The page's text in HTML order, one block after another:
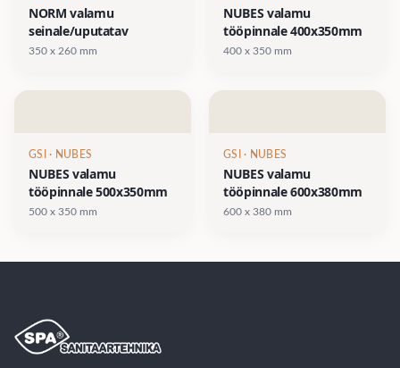
NORM valamu
seinale/uputatav
350 x 260 mm
NUBES valamu
tööpinnale 400x350mm
400 x 350 mm
GSI · NUBES
NUBES valamu
tööpinnale 500x350mm
500 x 350 mm
GSI · NUBES
NUBES valamu
tööpinnale 600x380mm
600 x 380 mm